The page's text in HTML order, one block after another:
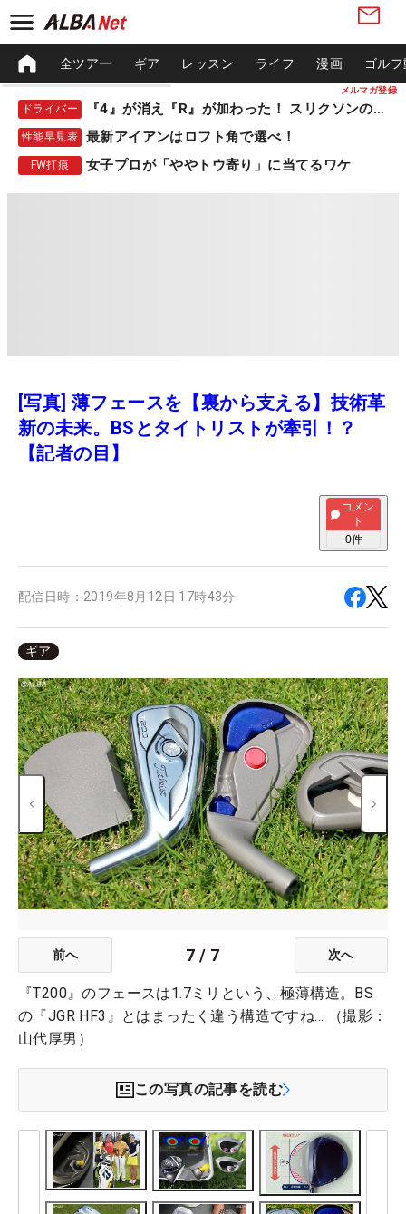
メルマガ登録
全ツアー ギア レッスン ライフ 漫画 ゴル
ドライバー 『4』が消え『R』が加わった！ スリクソンの新作
性能早見表 最新アイアンはロフト角で選べ！
FW打痕 女子プロが「ややトウ寄り」に当てるワケ
[写真] 薄フェースを【裏から支える】技術革
新の未来。BSとタイトリストが牽引！？
【記者の目】
コメン
ト
0件
配信日時： 2019年8月12日 17時43分
ギア
前へ 7 / 7 次へ
『T200』のフェースは1.7ミリという、極薄構造。BS
の『JGR HF3』とはまったく違う構造ですね… （撮影：
山代厚男）
この写真の記事を読む